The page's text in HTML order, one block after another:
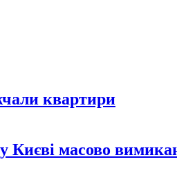
квартири
Києві масово